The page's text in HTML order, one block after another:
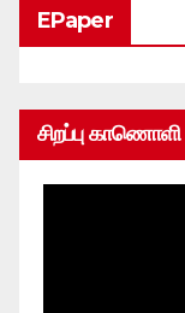
EPaper
சிறப்பு காணொளி